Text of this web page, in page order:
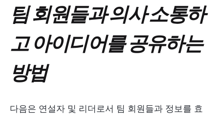
팀 회원들과 의사 소통하
고 아이디어를 공유하는
방법
다음은 연설자 및 리더로서 팀 회원들과 정보를 효